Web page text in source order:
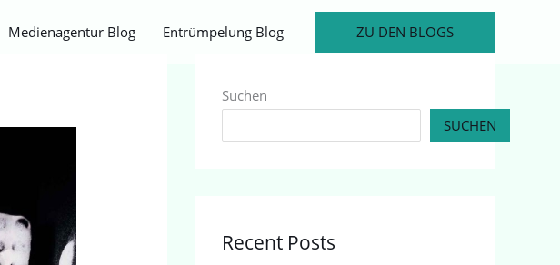
Medienagentur Blog Entrümpelung Blog ZU DEN BLOGS
Suchen
SUCHEN
Recent Posts